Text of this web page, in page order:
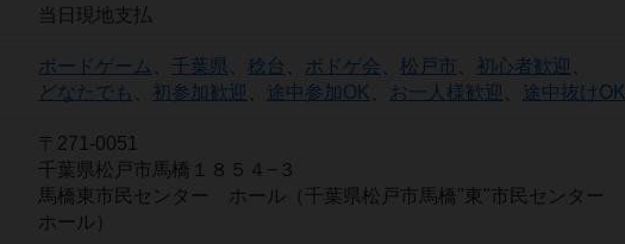
当日現地支払
ボードゲーム 千葉県 稔台 ボドゲ会 松戸市 初心者歓迎
どなたでも
初参加歓迎 途中参加OK お一人様歓迎 途中抜けOK
〒271-0051
千葉県松戸市馬橋１８５４−３
馬橋東市民センター ホール（千葉県松戸市馬橋"東"市民センター
ホール）